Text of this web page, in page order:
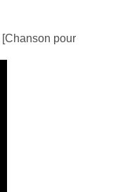
[Chanson pour